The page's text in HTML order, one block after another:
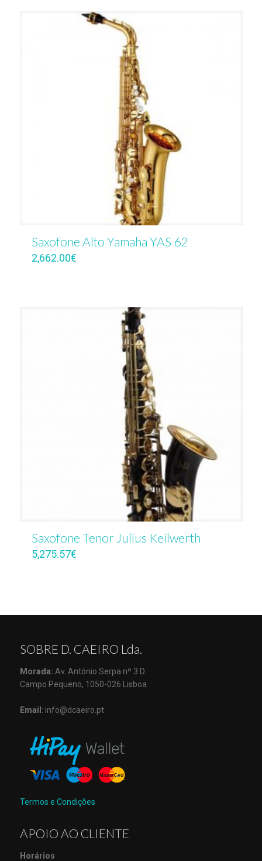
Saxofone Alto Yamaha YAS 62
2,662.00€
Saxofone Tenor Julius Keilwerth
5,275.57€
SOBRE D. CAEIRO Lda.
Morada: Av. António Serpa nº 3 D
Campo Pequeno, 1050-026 Lisboa
Email : info@dcaeiro.pt
Termos e Condições
APOIO AO CLIENTE
Horários